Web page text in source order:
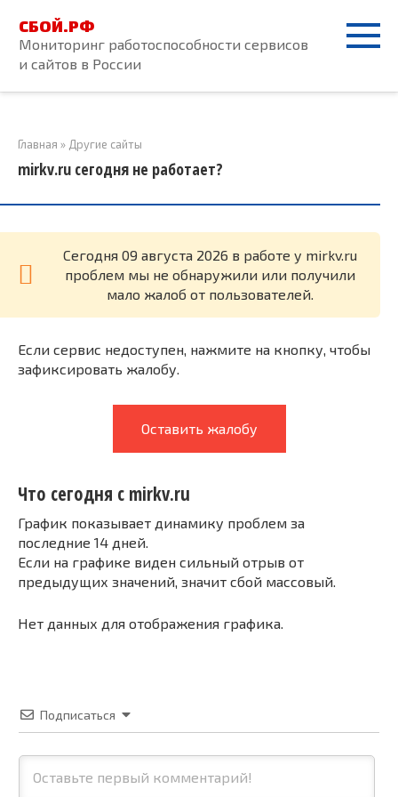
контенту
СБОЙ.РФ
Мониторинг работоспособности сервисов
и сайтов в России
Главная » Другие сайты
mirkv.ru сегодня не работает?
Cегодня 09 августа 2026 в работе у mirkv.ru
проблем мы не обнаружили или получили
мало жалоб от пользователей.
Если сервис недоступен, нажмите на кнопку, чтобы
зафиксировать жалобу.
Оставить жалобу
Что сегодня с mirkv.ru
График показывает динамику проблем за
последние 14 дней.
Если на графике виден сильный отрыв от
предыдущих значений, значит сбой массовый.
Нет данных для отображения графика.
Подписаться